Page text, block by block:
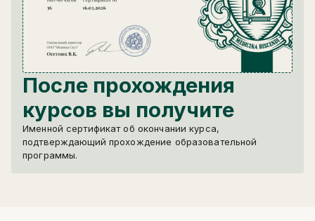
После прохождения
курсов вы получите
Именной сертификат об окончании курса,
подтверждающий прохождение образовательной
программы.